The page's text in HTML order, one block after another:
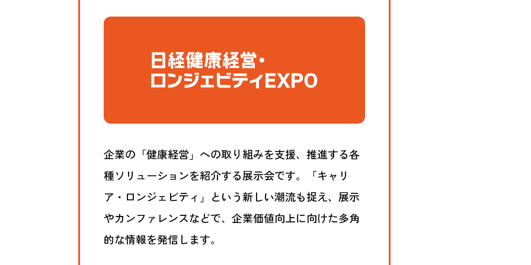
企業の「健康経営」への取り組みを支援、推進する各
種ソリューションを紹介する展示会です。「キャリ
ア・ロンジェビティ」という新しい潮流も捉え、展示
やカンファレンスなどで、企業価値向上に向けた多角
的な情報を発信します。